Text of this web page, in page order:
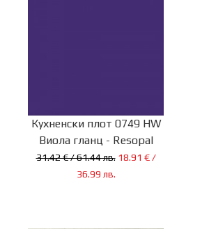
Кухненски плот 0749 HW
Виола гланц - Resopal
31.42 € / 61.44 лв. 18.91 € /
36.99 лв.